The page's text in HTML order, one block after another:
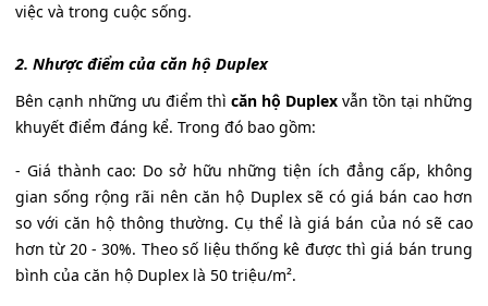
việc và trong cuộc sống.
2. Nhược điểm của căn hộ Duplex
Bên cạnh những ưu điểm thì căn hộ Duplex vẫn tồn tại những
khuyết điểm đáng kể. Trong đó bao gồm:
- Giá thành cao: Do sở hữu những tiện ích đẳng cấp, không
gian sống rộng rãi nên căn hộ Duplex sẽ có giá bán cao hơn
so với căn hộ thông thường. Cụ thể là giá bán của nó sẽ cao
hơn từ 20 - 30%. Theo số liệu thống kê được thì giá bán trung
bình của căn hộ Duplex là 50 triệu/m².